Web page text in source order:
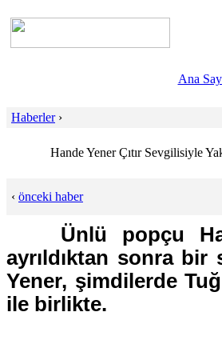
Ana
Haberler›
Hande Yener Çıtır Sevgilisiyle
‹ önceki haber
Ünlü popçu
ayrıldıktan sonra
Yener, şimdilerde
ile birlikte.